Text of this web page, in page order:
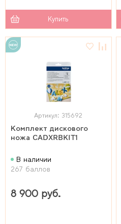
Купить
Артикул: 315692
Комплект дискового
ножа CADXRBKIT1
В наличии
267 баллов
8 900 руб.